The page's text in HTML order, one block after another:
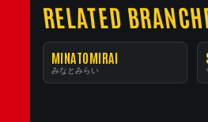
RELATED
MINATOMIRAI
みなとみらい